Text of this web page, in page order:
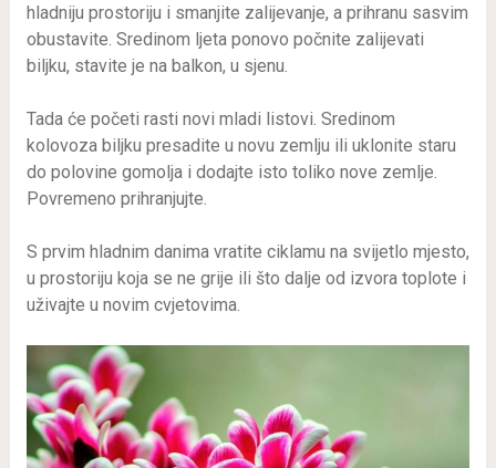
hladniju prostoriju i smanjite zalijevanje, a prihranu sasvim
obustavite. Sredinom ljeta ponovo počnite zalijevati
biljku, stavite je na balkon, u sjenu.
Tada će početi rasti novi mladi listovi. Sredinom
kolovoza biljku presadite u novu zemlju ili uklonite staru
do polovine gomolja i dodajte isto toliko nove zemlje.
Povremeno prihranjujte.
S prvim hladnim danima vratite ciklamu na svijetlo mjesto,
u prostoriju koja se ne grije ili što dalje od izvora toplote i
uživajte u novim cvjetovima.